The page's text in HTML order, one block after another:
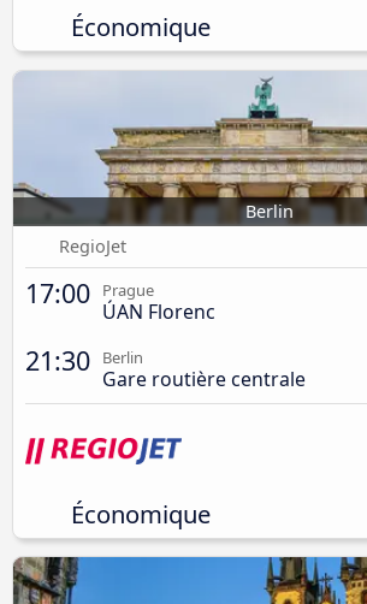
Économique
Berlin
RegioJet
17:00 Prague
ÚAN Florenc
21:30 Berlin
Gare routière centrale
Économique